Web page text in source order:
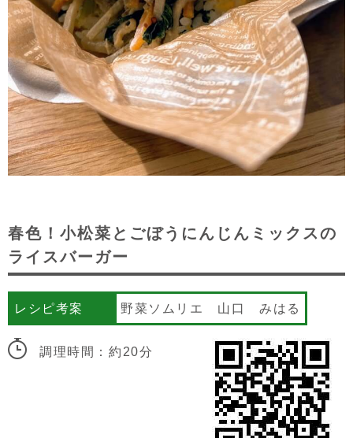
春色！小松菜とごぼうにんじんミックスの
ライスバーガー
レシピ考案 野菜ソムリエ 山口 みはる
調理時間：約20分